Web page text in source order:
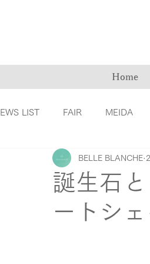
Home
LIST FAIR MEIDA
ＭarryMe TOMIYA倉敷店
カラーダイヤモンド ファッ
誕生石
ートシ
BELLE BLANCHE